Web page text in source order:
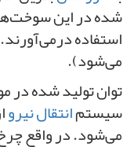
شده در این
استفاده
می‌شود).
توان تولید شده در
سیستمانتقال نیرو
می‌شود. در واقع